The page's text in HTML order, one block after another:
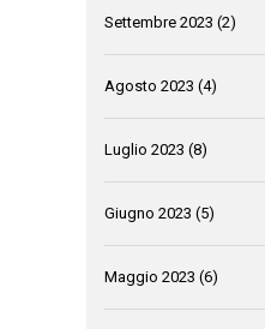
Settembre 2023 (2)
Agosto 2023 (4)
Luglio 2023 (8)
Giugno 2023 (5)
Maggio 2023 (6)